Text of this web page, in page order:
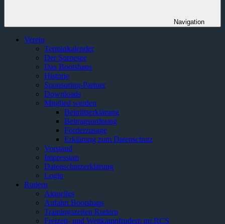
Navigation
Verein
Terminkalender
Der Sorpesee
Das Bootshaus
Historie
Sponsoring-Partner
Downloads
Mitglied werden
Beitrittserklärung
Beitragsordnung
Förderzusage
Erklärung zum Datenschutz
Vorstand
Impressum
Datenschutzerklärung
Login
Rudern
Aktuelles
Anfahrt Bootshaus
Trainingszeiten Rudern
Freizeit- und Wettkampfrudern im RCS